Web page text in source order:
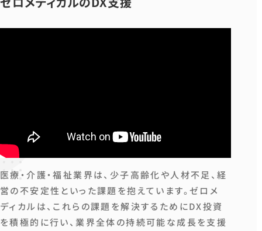
医療・介護・福祉業界は、少子高齢化や人材不足、経
営の不安定性といった課題を抱えています。ゼロメ
ディカルは、これらの課題を解決するためにDX投資
を積極的に行い、業界全体の持続可能な成長を支援